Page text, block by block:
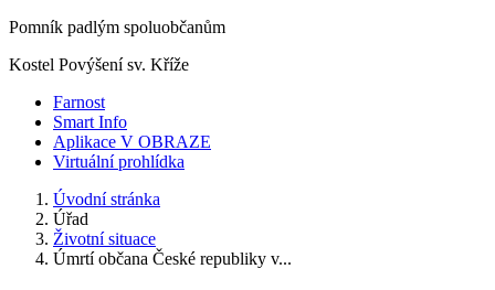
Pomník padlým spoluobčanům
Kostel Povýšení sv. Kříže
Farnost
Smart Info
Aplikace V OBRAZE
Virtuální prohlídka
Úvodní stránka
Úřad
Životní situace
Úmrtí občana České republiky v...